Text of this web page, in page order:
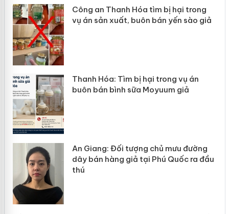
Công an Thanh Hóa tìm bị hại trong
vụ án sản xuất, buôn bán yến sào giả
Thanh Hóa: Tìm bị hại trong vụ án
buôn bán bình sữa Moyuum giả
An Giang: Đối tượng chủ mưu đường
dây bán hàng giả tại Phú Quốc ra đầu
thú